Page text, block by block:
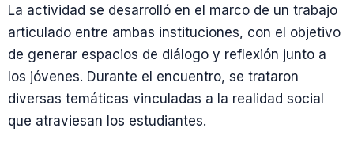
La actividad se desarrolló en el marco de un trabajo
articulado entre ambas instituciones, con el objetivo
de generar espacios de diálogo y reflexión junto a
los jóvenes. Durante el encuentro, se trataron
diversas temáticas vinculadas a la realidad social
que atraviesan los estudiantes.